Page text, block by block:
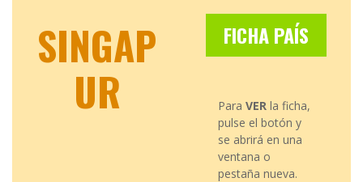
SINGAP
UR
FICHA PAÍS
Para VER la ficha,
pulse el botón y
se abrirá en una
ventana o
pestaña nueva.